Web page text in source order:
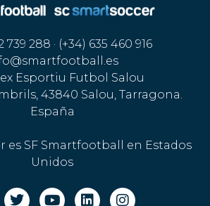
739 288 · (+34) 635 460 916
Esportiu Futbol Salou
43840 Salou, Tarragona.
España
es SF Smartfootball en Estados
Unidos